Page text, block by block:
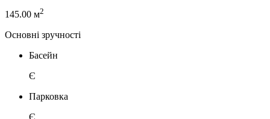
145.00 м2
Основні зручності
Басейн
Є
Парковка